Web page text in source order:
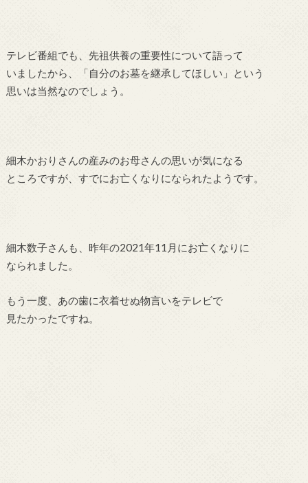
テレビ番組でも、先祖供養の重要性について語って
いましたから、「自分のお墓を継承してほしい」という
思いは当然なのでしょう。
細木かおりさんの産みのお母さんの思いが気になる
ところですが、すでにお亡くなりになられたようです。
細木数子さんも、昨年の2021年11月にお亡くなりに
なられました。
もう一度、あの歯に衣着せぬ物言いをテレビで
見たかったですね。